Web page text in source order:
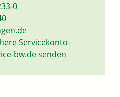
0
Servicekonto-
bw.de senden